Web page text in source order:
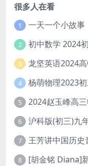
很多人在看
1
2
3 龙坚英语2024
4
5
6
7 王芳讲中国历史
8